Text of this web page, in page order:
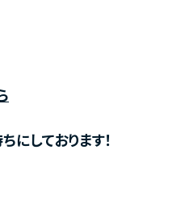
しております！